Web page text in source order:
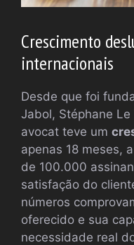
Crescimento
internacionais
Desde que foi
Jabol, Stéphane
avocat teve um
apenas 18 meses,
de 100.000
satisfação do
números
oferecido e sua
necessidade real